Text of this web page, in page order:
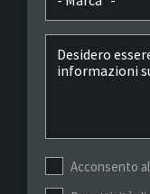
Acconsento al